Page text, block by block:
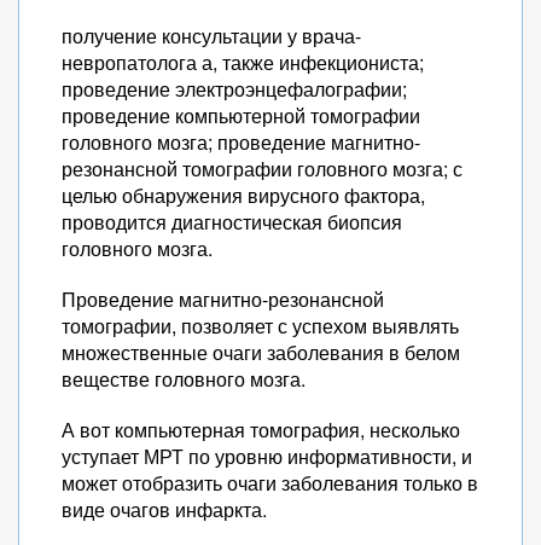
получение консультации у врача-
невропатолога а, также инфекциониста;
проведение электроэнцефалографии;
проведение компьютерной томографии
головного мозга; проведение магнитно-
резонансной томографии головного мозга; с
целью обнаружения вирусного фактора,
проводится диагностическая биопсия
головного мозга.
Проведение магнитно-резонансной
томографии, позволяет с успехом выявлять
множественные очаги заболевания в белом
веществе головного мозга.
А вот компьютерная томография, несколько
уступает МРТ по уровню информативности, и
может отобразить очаги заболевания только в
виде очагов инфаркта.